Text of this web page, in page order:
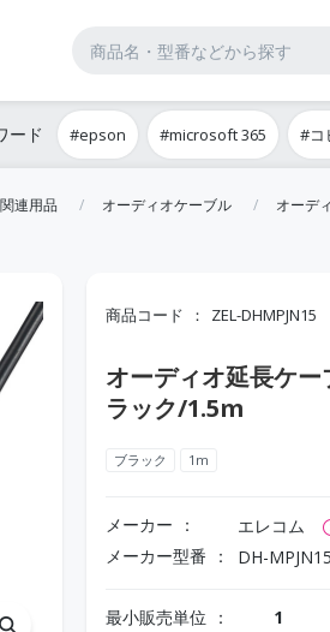
ード #epson #microsoft 365 #コ
連用品 オーディオケーブル オーデ
商品コード ZEL-DHMPJN15
オーディオ延長ケ
ラック/1.5m
ブラック 1m
メーカー エレコム
メーカー型番 DH-MPJN15
最小販売単位 1